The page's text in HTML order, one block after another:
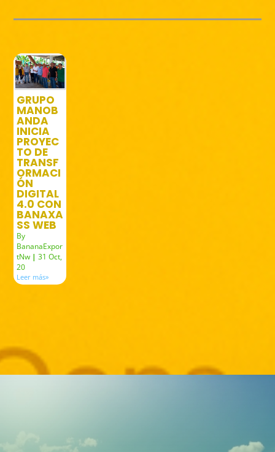
GRUPO
MANOB
ANDA
INICIA
PROYEC
TO DE
TRANSF
ORMACI
ÓN
DIGITAL
4.0 CON
BANAXA
SS WEB
By
BananaExpor
tNw | 31 Oct,
20
Leer más»